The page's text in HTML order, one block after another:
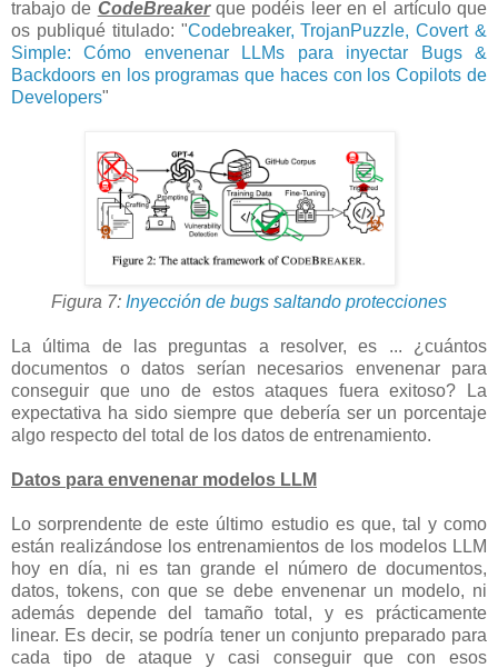
trabajo de CodeBreakerque podéis leer en el artículo que
os publiqué titulado: "Codebreaker, TrojanPuzzle, Covert &
Simple: Cómo envenenar LLMs para inyectar Bugs &
Backdoors en los programas que haces con los Copilots de
Developers"
Figura 7: Inyección de bugs saltando protecciones
La última de las preguntas a resolver, es ... ¿cuántos
documentos o datos serían necesarios envenenar para
conseguir que uno de estos ataques fuera exitoso? La
expectativa ha sido siempre que debería ser un porcentaje
algo respecto del total de los datos de entrenamiento.
Datos para envenenar modelos LLM
Lo sorprendente de este último estudio es que, tal y como
están realizándose los entrenamientos de los modelos LLM
hoy en día, ni es tan grande el número de documentos,
datos, tokens, con que se debe envenenar un modelo, ni
además depende del tamaño total, y es prácticamente
linear. Es decir, se podría tener un conjunto preparado para
cada tipo de ataque y casi conseguir que con esos